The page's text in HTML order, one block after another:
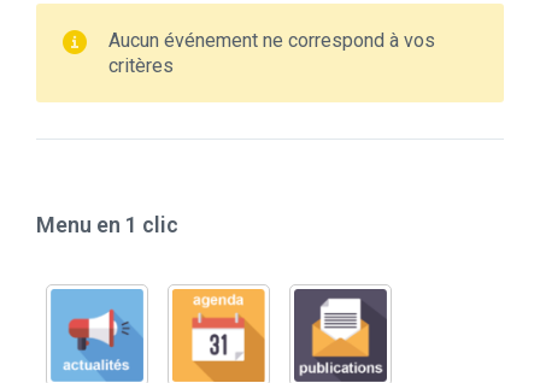
Aucun événement ne correspond à vos
critères
Menu en 1 clic